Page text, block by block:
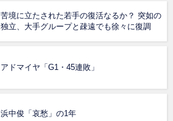
苦境に立たされた若手の復活なるか？ 突如の
独立、大手グループと疎遠でも徐々に復調
アドマイヤ「G1・45連敗」
浜中俊「哀愁」の1年